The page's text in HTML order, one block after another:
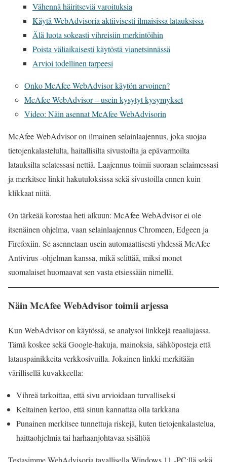
Vähennä häiritseviä varoituksia
Käytä WebAdvisoria aktiivisesti ilmaisissa latauksissa
Älä luota sokeasti vihreisiin merkintöihin
Poista väliaikaisesti käytöstä vianetsinnässä
Arvioi todellinen tarpeesi
Onko McAfee WebAdvisor käytön arvoinen?
McAfee WebAdvisor – usein kysytyt kysymykset
Video: Näin asennat McAfee WebAdvisorin
McAfee WebAdvisor on ilmainen selainlaajennus, joka suojaa
tietojenkalastelulta, haitallisilta sivustoilta ja epävarmoilta
latauksilta selatessasi nettiä. Laajennus toimii suoraan selaimessasi
ja merkitsee linkit hakutuloksissa sekä sivustoilla ennen kuin
klikkaat niitä.
On tärkeää korostaa heti alkuun: McAfee WebAdvisor ei ole
itsenäinen ohjelma, vaan selainlaajennus Chromeen, Edgeen ja
Firefoxiin. Se asennetaan usein automaattisesti yhdessä McAfee
Antivirus -ohjelman kanssa, mikä selittää, miksi monet
suomalaiset huomaavat sen vasta etsiessään nimellä.
Näin McAfee WebAdvisor toimii arjessa
Kun WebAdvisor on käytössä, se analysoi linkkejä reaaliajassa.
Tämä koskee sekä Google-hakuja, mainoksia, sähköposteja että
latauspainikkeita verkkosivuilla. Jokainen linkki merkitään
värillisellä kuvakkeella:
Vihreä tarkoittaa, että sivu arvioidaan turvalliseksi
Keltainen kertoo, että sinun kannattaa olla tarkkana
Punainen merkitsee tunnettuja riskejä, kuten tietojenkalastelua,
haittaohjelmia tai harhaanjohtavaa sisältöä
Testasimme WebAdvisoria tavallisella Windows 11 -PC:llä sekä